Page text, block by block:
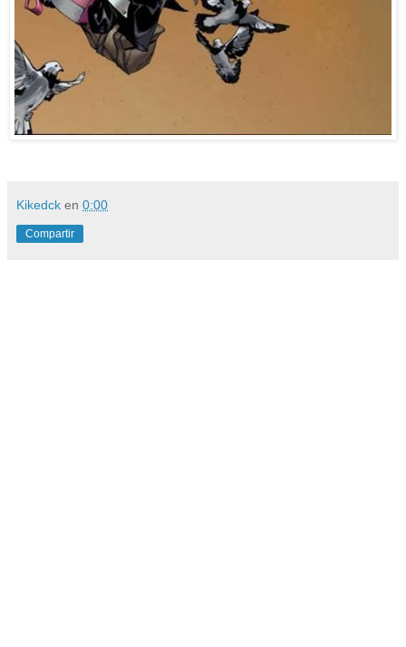
Kikedck en 0:00
Compartir